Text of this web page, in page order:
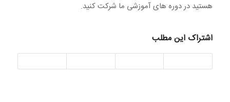
هستید در دوره های آموزشی ما شرکت کنید.
اشتراک این مطلب